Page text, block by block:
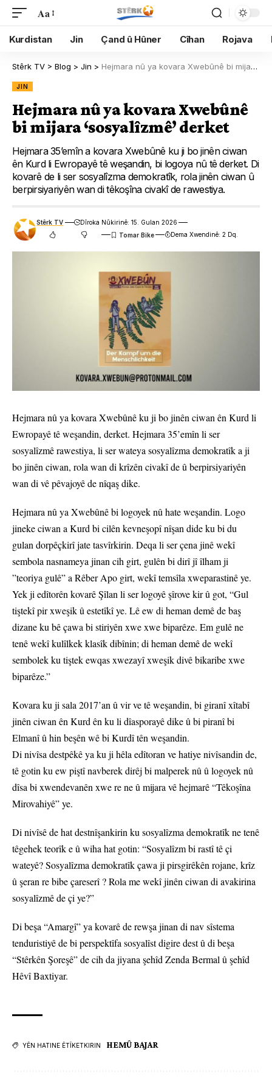
Aa
Kurdistan Jin Çand û Hûner Cîhan Rojava
Stêrk TV > Blog > Jin > Hejmara nû ya kovara Xwebûnê bi mijara ‘sosyalîzmê’ derket
JIN
Hejmara nû ya kovara Xwebûnê
bi mijara ‘sosyalîzmê’ derket
Hejmara 35’emîn a kovara Xwebûnê ku ji bo jinên ciwan
ên Kurd li Ewropayê tê weşandin, bi logoya nû tê derket. Di
kovarê de li ser sosyalîzma demokratîk, rola jinên ciwan û
berpirsiyariyên wan di têkoşîna civakî de rawestiya.
Stêrk TV
Dîroka Nûkirinê: 15. Gulan 2026
Dema Xwendinê: 2 Dq.
Hejmara nû ya kovara Xwebûnê ku ji bo jinên ciwan ên Kurd li
Ewropayê tê weşandin, derket. Hejmara 35’emîn li ser
sosyalîzmê rawestiya, li ser wateya sosyalîzma demokratîk a ji
bo jinên ciwan, rola wan di krîzên civakî de û berpirsiyariyên
wan di vê pêvajoyê de nîqaş dike.
Hejmara nû ya Xwebûnê bi logoyek nû hate weşandin. Logo
jineke ciwan a Kurd bi cilên kevneşopî nîşan dide ku bi du
gulan dorpêçkirî jate tasvîrkirin. Deqa li ser çena jinê wekî
sembola nasnameya jinan cih girt, gulên bi dirî jî îlham ji
”teoriya gulê” a Rêber Apo girt, wekî temsîla xweparastinê ye.
Yek ji edîtorên kovarê Şîlan li ser logoyê şîrove kir û got, “Gul
tiştekî pir xweşik û estetîkî ye. Lê ew di heman demê de baş
dizane ku bê çawa bi stiriyên xwe xwe biparêze. Em gulê ne
tenê wekî kulîlkek klasîk dibînin; di heman demê de wekî
sembolek ku tiştek ewqas xwezayî xweşik divê bikaribe xwe
biparêze.”
Kovara ku ji sala 2017’an û vir ve tê weşandin, bi giranî xîtabî
jinên ciwan ên Kurd ên ku li dîasporayê dike û bi piranî bi
Elmanî û hin beşên wê bi Kurdî tên weşandin.
Di nivîsa destpêkê ya ku ji hêla edîtoran ve hatiye nivîsandin de,
tê gotin ku ew piştî navberek dirêj bi malperek nû û logoyek nû
dîsa bi xwendevanên xwe re ne û mijara vê hejmarê “Têkoşîna
Mirovahiyê” ye.
Di nivîsê de hat destnîşankirin ku sosyalîzma demokratîk ne tenê
têgehek teorîk e û wiha hat gotin: “Sosyalîzm bi rastî tê çi
wateyê? Sosyalîzma demokratîk çawa ji pirsgirêkên rojane, krîz
û şeran re bibe çareserî ? Rola me wekî jinên ciwan di avakirina
sosyalîzmê de çi ye?”
Di beşa “Amargî” ya kovarê de rewşa jinan di nav sîstema
tenduristiyê de bi perspektîfa sosyalîst digire dest û di beşa
“Stêrkên Şoreşê” de cih da jiyana şehîd Zenda Bermal û şehîd
Hêvî Baxtiyar.
YÊN HATINE ÊTÎKETKIRIN HEMÛ BAJAR